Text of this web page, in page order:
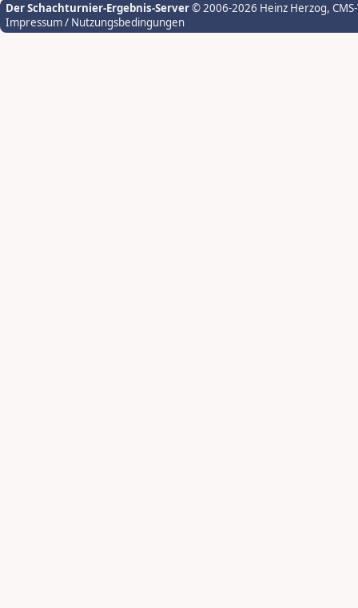
Der Schachturnier-Ergebnis-Server© 2006-2026 Heinz Herzog,
Impressum / Nutzungsbedingungen